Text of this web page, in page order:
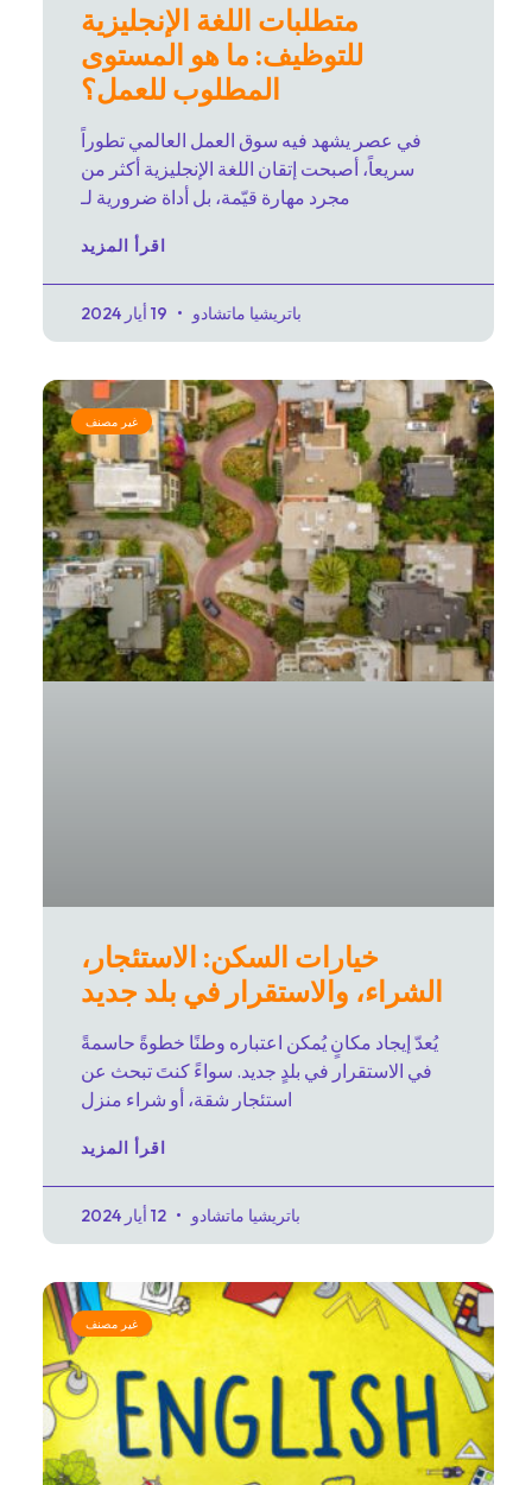
متطلبات اللغة الإنجليزية
للتوظيف: ما هو المستوى
المطلوب للعمل؟
في عصر يشهد فيه سوق العمل العالمي تطوراً
سريعاً، أصبحت إتقان اللغة الإنجليزية أكثر من
مجرد مهارة قيّمة، بل أداة ضرورية لـ
اقرأ المزيد
باتريشيا ماتشادو
غير مصنف
خيارات السكن: الاستئجار،
الشراء، والاستقرار في بلد جديد
يُعدّ إيجاد مكانٍ يُمكن اعتباره وطنًا خطوةً حاسمةً
في الاستقرار في بلدٍ جديد. سواءً كنتَ تبحث عن
استئجار شقة، أو شراء منزل
اقرأ المزيد
باتريشيا ماتشادو
غير مصنف